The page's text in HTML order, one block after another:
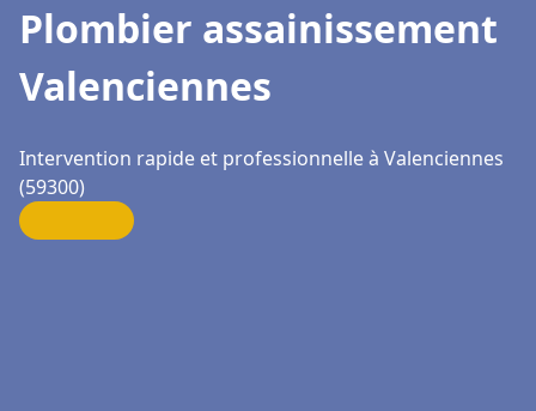
Plombier assainissement
Valenciennes
Intervention rapide et professionnelle à Valenciennes
(59300)